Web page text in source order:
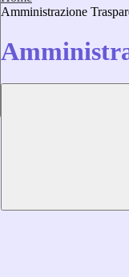
Amministrazione